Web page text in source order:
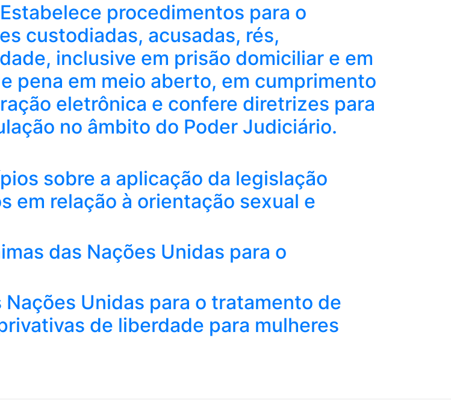
procedimentos para o
custodiadas, acusadas, rés,
inclusive em prisão domiciliar e em
pena em meio aberto, em cumprimento
eletrônica e confere diretrizes para
no âmbito do Poder Judiciário.
sobre a aplicação da legislação
em relação à orientação sexual e
das Nações Unidas para o
Nações Unidas para o tratamento de
de liberdade para mulheres